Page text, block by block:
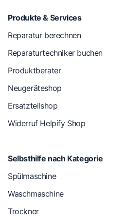
Produkte & Services
Reparatur berechnen
Reparaturtechniker buchen
Produktberater
Neugeräteshop
Ersatzteilshop
Widerruf Helpify Shop
Selbsthilfe nach Kategorie
Spülmaschine
Waschmaschine
Trockner